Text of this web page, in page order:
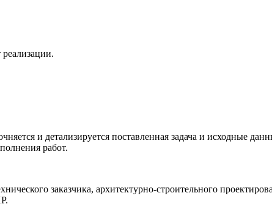
и детализируется поставленная задача и исходные
работ.
заказчика, архитектурно-строительного